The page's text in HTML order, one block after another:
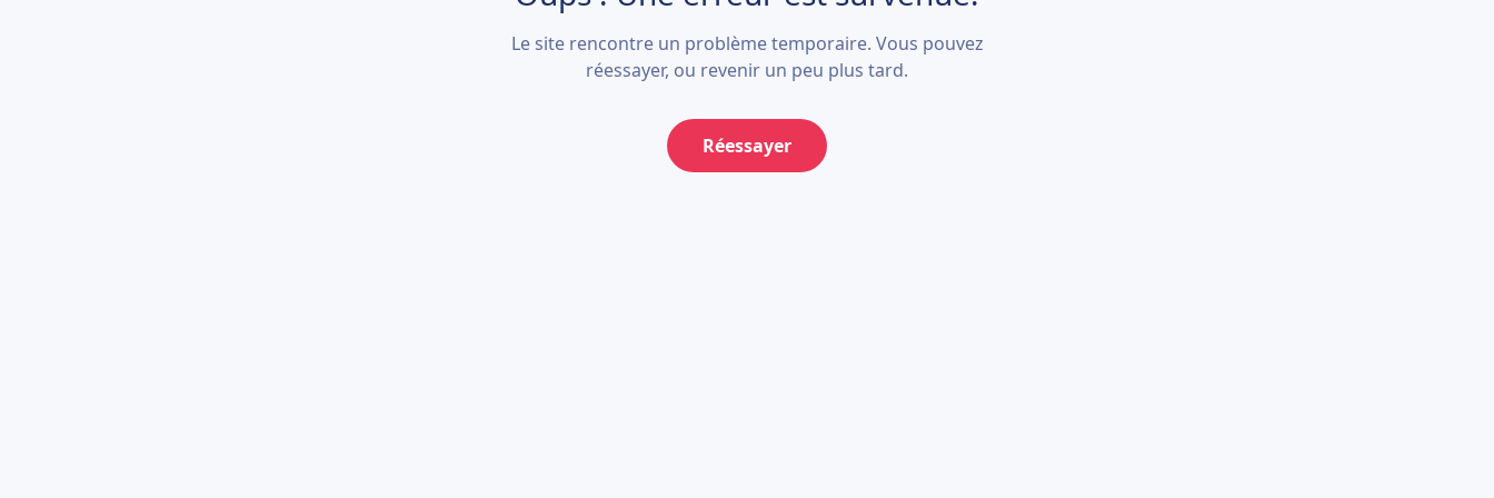
Le site rencontre un problème temporaire. Vous pouvez
réessayer, ou revenir un peu plus tard.
Réessayer